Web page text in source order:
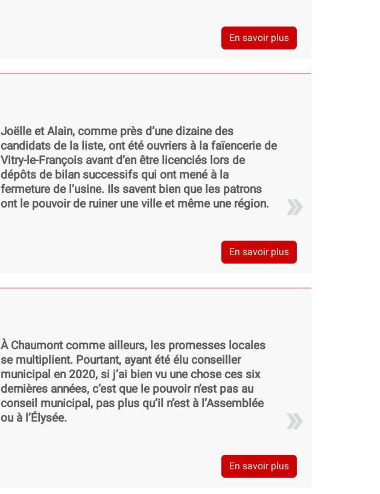
En savoir plus
Joëlle et Alain, comme près d’une dizaine des
candidats de la liste, ont été ouvriers à la faïencerie de
Vitry-le-François avant d’en être licenciés lors de
dépôts de bilan successifs qui ont mené à la
fermeture de l’usine. Ils savent bien que les patrons
ont le pouvoir de ruiner une ville et même une région.
En savoir plus
À Chaumont comme ailleurs, les promesses locales
se multiplient. Pourtant, ayant été élu conseiller
municipal en 2020, si j’ai bien vu une chose ces six
dernières années, c’est que le pouvoir n’est pas au
conseil municipal, pas plus qu’il n’est à l’Assemblée
ou à l’Élysée.
En savoir plus